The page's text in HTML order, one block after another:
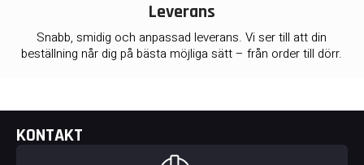
Leverans
Snabb, smidig och anpassad leverans. Vi ser till att din
beställning når dig på bästa möjliga sätt – från order till dörr.
KONTAKT